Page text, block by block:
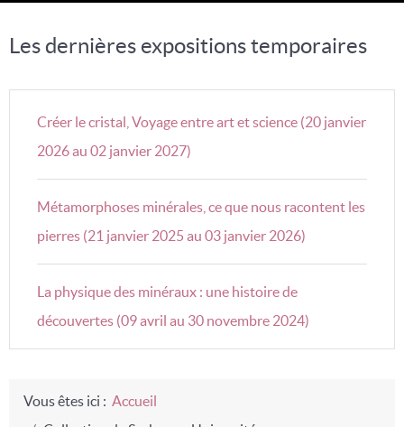
Les dernières expositions temporaires
Créer le cristal, Voyage entre art et science (20 janvier
2026 au 02 janvier 2027)
Métamorphoses minérales, ce que nous racontent les
pierres (21 janvier 2025 au 03 janvier 2026)
La physique des minéraux : une histoire de
découvertes (09 avril au 30 novembre 2024)
Vous êtes ici : Accueil